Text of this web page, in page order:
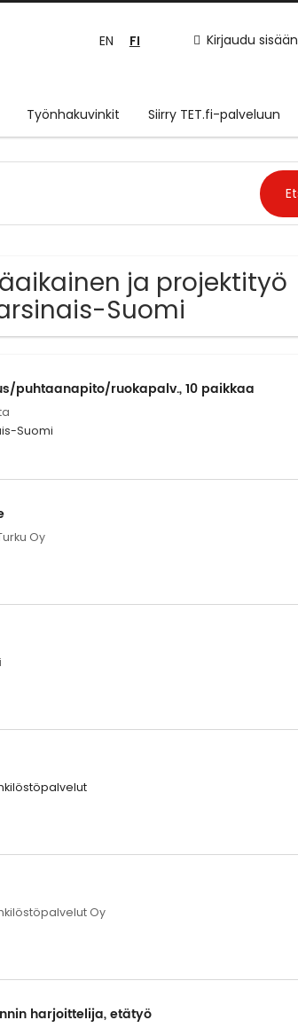
Kirjaudu sisään
EN FI
Työnhakuvinkit Siirry TET.fi-palveluun
ja projektityö
Suomi
puhtaanapito/ruokapalv., 10 paikkaa
Suomi
Oy
Oy
harjoittelija, etätyö